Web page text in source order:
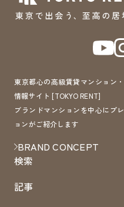
東京都心の高級賃貸マンション
情報サイト [TOKYO RENT]
ブランドマンションを中心にプ
ョンがご紹介します
BRAND CONCEPT
検索
記事